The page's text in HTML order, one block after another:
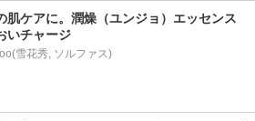
肌ケアに。潤燥（ユンジョ）エッセンス
いチャージ
雪花秀, ソルファス)